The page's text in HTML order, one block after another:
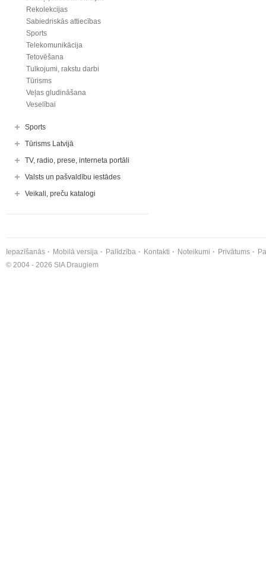
Rekolekcijas
Sabiedriskās attiecības
Sports
Telekomunikācija
Tetovēšana
Tulkojumi, rakstu darbi
Tūrisms
Veļas gludināšana
Veselībai
Sports
Tūrisms Latvijā
TV, radio, prese, interneta portāli
Valsts un pašvaldību iestādes
Veikali, preču katalogi
Iepazīšanās Mobilā versija Palīdzība Kontakti Noteikumi Privātums
© 2004 - 2026 SIA Draugiem